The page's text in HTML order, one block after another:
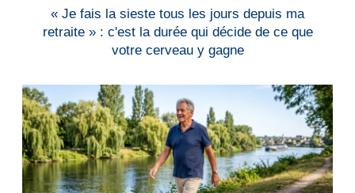
« Je fais la sieste tous les jours depuis ma
retraite » : c'est la durée qui décide de ce que
votre cerveau y gagne